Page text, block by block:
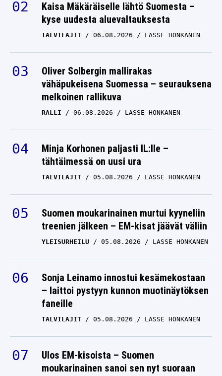
Kaisa Mäkäräiselle lähtö Suomesta –
kyse uudesta aluevaltauksesta
TALVILAJIT 06.08.2026 LASSE HONKANEN
Oliver Solbergin mallirakas
vähäpukeisena Suomessa – seurauksena
melkoinen rallikuva
RALLI 06.08.2026 LASSE HONKANEN
Minja Korhonen paljasti IL:lle –
tähtäimessä on uusi ura
TALVILAJIT 05.08.2026 LASSE HONKANEN
Suomen moukarinainen murtui kyyneliin
treenien jälkeen – EM-kisat jäävät väliin
YLEISURHEILU 05.08.2026 LASSE HONKANEN
Sonja Leinamo innostui kesämekostaan
– laittoi pystyyn kunnon muotinäytöksen
faneille
TALVILAJIT 05.08.2026 LASSE HONKANEN
Ulos EM-kisoista – Suomen
moukarinainen sanoi sen nyt suoraan